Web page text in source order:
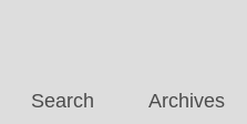
Archives
Search